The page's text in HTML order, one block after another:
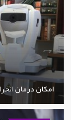
امکان درمان